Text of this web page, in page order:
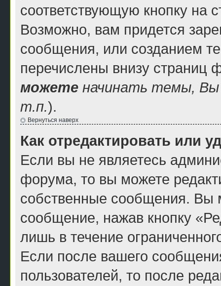
соответствующую кнопку на
Возможно, вам придется
сообщения, или созданием
перечислены внизу страниц
можете начинать темы,
т.п.).
Вернуться наверх
Как отредактировать или
Если вы не являетесь
форума, то вы можете
собственные сообщения. Вы
сообщение, нажав кнопку
лишь в течение
Если после вашего
пользователей, то после